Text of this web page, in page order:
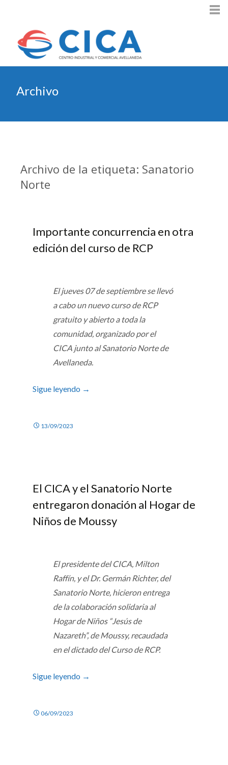
Archivo
Archivo de la etiqueta: Sanatorio
Norte
Importante concurrencia en otra
edición del curso de RCP
El jueves 07 de septiembre se llevó
a cabo un nuevo curso de RCP
gratuito y abierto a toda la
comunidad, organizado por el
CICA junto al Sanatorio Norte de
Avellaneda.
Sigue leyendo →
13/09/2023
El CICA y el Sanatorio Norte
entregaron donación al Hogar de
Niños de Moussy
El presidente del CICA, Milton
Raffín, y el Dr. Germán Richter, del
Sanatorio Norte, hicieron entrega
de la colaboración solidaria al
Hogar de Niños “Jesús de
Nazareth”, de Moussy, recaudada
en el dictado del Curso de RCP.
Sigue leyendo →
06/09/2023